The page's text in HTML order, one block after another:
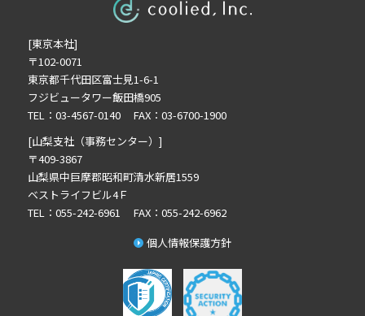
2022年5月の記事一覧(2)
2022年4月の記事一覧(2)
2022年3月の記事一覧(2)
2022年2月の記事一覧(1)
2021年12月の記事一覧(1)
2021年11月の記事一覧(2)
2021年10月の記事一覧(3)
2021年9月の記事一覧(3)
2021年8月の記事一覧(3)
2021年6月の記事一覧(3)
[東京本社]
〒102-0071
東京都千代田区富士見1-6-1
フジビュータワー飯田橋905
TEL：03-4567-0140 FAX：03-6700-1900
[山梨支社（事務センター）]
〒409-3867
山梨県中巨摩郡昭和町清水新居1559
ベストライフビル4Ｆ
TEL：055-242-6961 FAX：055-242-6962
個人情報保護方針